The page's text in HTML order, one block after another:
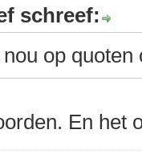
schreef:
op
En het